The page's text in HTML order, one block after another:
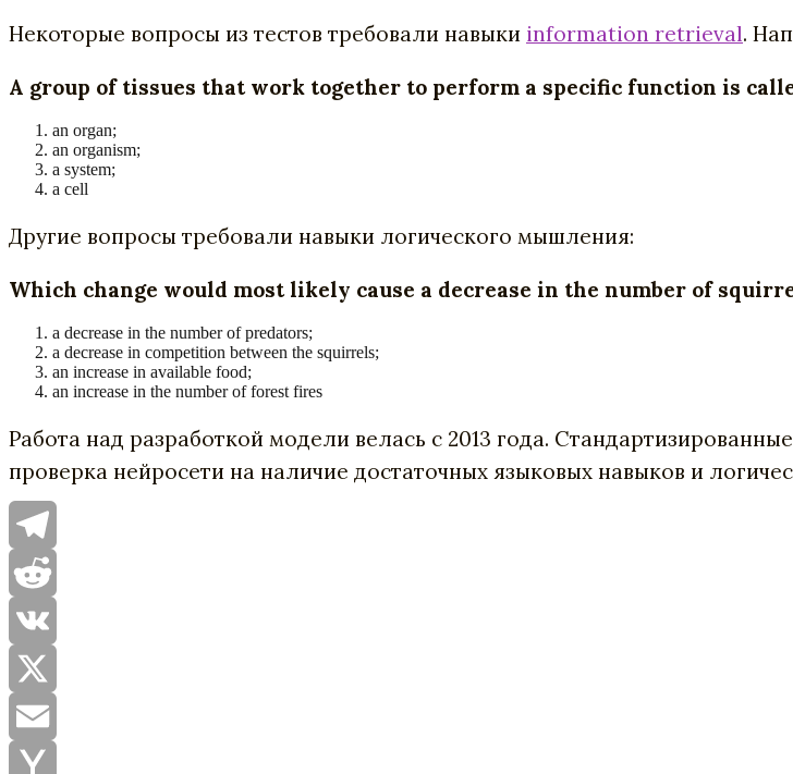
Некоторые вопросы из тестов требовали навыки information retrieval.
A group of tissues that work together to perform a specific function is
an organ;
an organism;
a system;
a cell
Другие вопросы требовали навыки логического мышления:
Which change would most likely cause a decrease in the number of
a decrease in the number of predators;
a decrease in competition between the squirrels;
an increase in available food;
an increase in the number of forest fires
Работа над разработкой модели велась с 2013 года.
проверка нейросети на наличие достаточных языковых навыков и
Telegram
Reddit
VK
X
Email